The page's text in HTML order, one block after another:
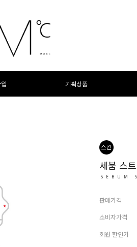
기획상품
세붐 스
SEBUM
판매가격
소비자가격
회원 할인가